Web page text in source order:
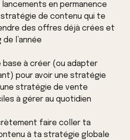
en permanence
de contenu qui te
des offres déjà crées et
l’année
base à créer (ou adapter
pour avoir une stratégie
stratégie de vente
à gérer au quotidien
faire coller ta
à ta stratégie globale